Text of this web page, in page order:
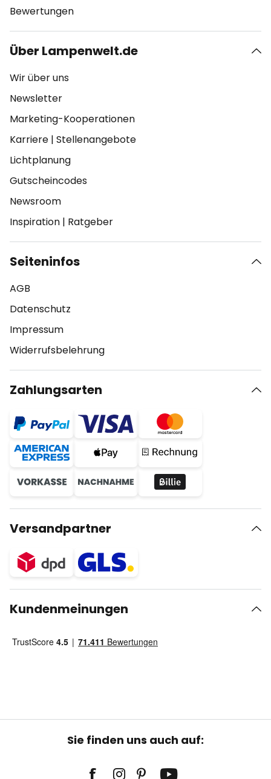
Bewertungen
Über Lampenwelt.de
Wir über uns
Newsletter
Marketing-Kooperationen
Karriere | Stellenangebote
Lichtplanung
Gutscheincodes
Newsroom
Inspiration | Ratgeber
Seiteninfos
AGB
Datenschutz
Impressum
Widerrufsbelehrung
Zahlungsarten
Versandpartner
Kundenmeinungen
Sie finden uns auch auf: